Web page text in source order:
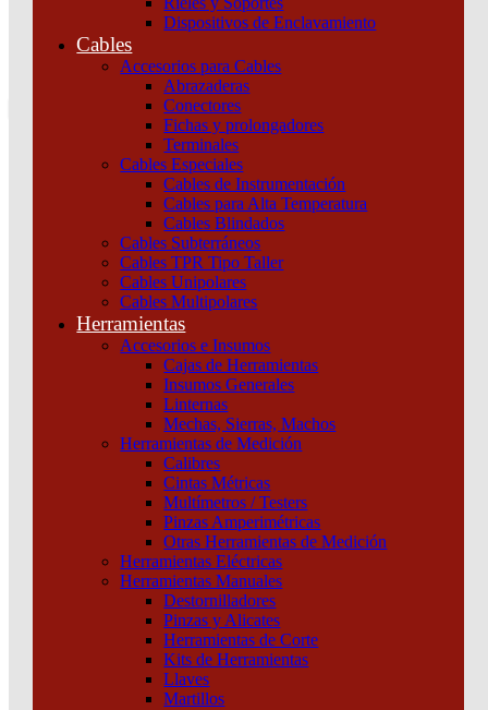
Dispositivos de Enclavamiento
Cables
Accesorios para Cables
Abrazaderas
Conectores
Fichas y prolongadores
Terminales
Cables Especiales
Cables de Instrumentación
Cables para Alta Temperatura
Cables Blindados
Cables Subterráneos
Cables TPR Tipo Taller
Cables Unipolares
Cables Multipolares
Herramientas
Accesorios e Insumos
Cajas de Herramientas
Insumos Generales
Linternas
Mechas, Sierras, Machos
Herramientas de Medición
Calibres
Cintas Métricas
Multímetros / Testers
Pinzas Amperimétricas
Otras Herramientas de Medición
Herramientas Eléctricas
Herramientas Manuales
Destornilladores
Pinzas y Alicates
Herramientas de Corte
Kits de Herramientas
Llaves
Martillos
Maniobra y Protección/Dispositivos de
Termomagnéticas y diferenciales
IC60L 2P 40A C Schneider
Termomagnéticas y diferenciales